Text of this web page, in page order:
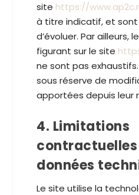
site https://
à titre indicatif, et
d’évoluer. Par ailleurs,
figurant sur le site
ne sont pas
sous réserve de
apportées depuis leur
4. Limitations
contractuelles
données
Le site utilise la